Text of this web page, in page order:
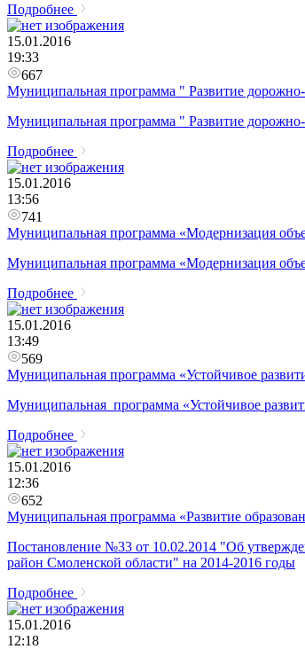
Подробнее
15.01.2016
19:33
667
Муниципальная программа " Развитие
Муниципальная программа " Развитие
Подробнее
15.01.2016
13:56
741
Муниципальная программа «Модернизация
Муниципальная программа «Модернизация
Подробнее
15.01.2016
13:49
569
Муниципальная программа «Устойчивое
Муниципальная программа «Устойчивое
Подробнее
15.01.2016
12:36
652
Муниципальная программа «Развитие
Постановление №33 от 10.02.2014 "Об
район Смоленской области" на 2014-2016 годы
Подробнее
15.01.2016
12:18